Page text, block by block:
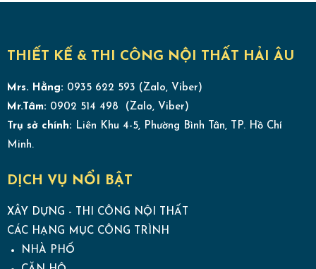
THIẾT KẾ & THI CÔNG NỘI THẤT HẢI ÂU
Mrs. Hằng: 0935 622 593 (Zalo, Viber)
Mr.Tâm: 0902 514 498 (Zalo, Viber)
Trụ sở chính: Liên Khu 4-5, Phường Bình Tân, TP. Hồ Chí
Minh.
DỊCH VỤ NỔI BẬT
XÂY DỰNG - THI CÔNG NỘI THẤT
CÁC HẠNG MỤC CÔNG TRÌNH
NHÀ PHỐ